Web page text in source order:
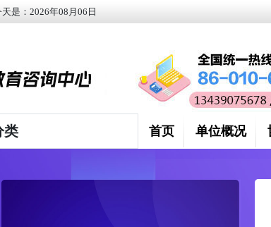
是： 2026年08 月 06 日
类 首页 单位概况